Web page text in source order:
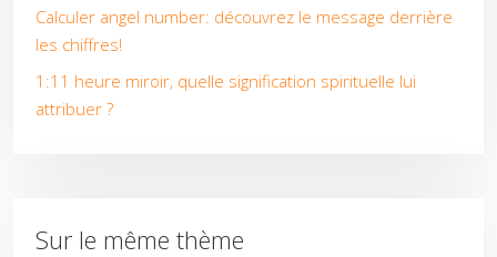
Calculer angel number: découvrez le message derrière
les chiffres!
1:11 heure miroir, quelle signification spirituelle lui
attribuer ?
Sur le même thème